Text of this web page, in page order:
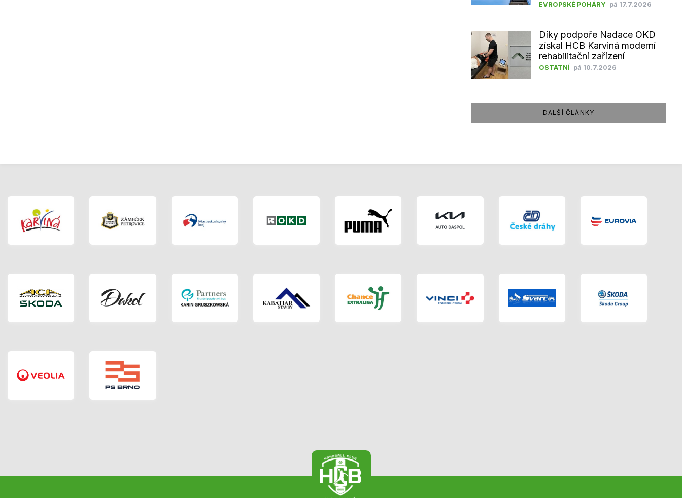
EVROPSKÉ POHÁRY pá 17.7.2026
Díky podpoře Nadace OKD
získal HCB Karviná moderní
rehabilitační zařízení
OSTATNÍ pá 10.7.2026
DALŠÍ ČLÁNKY